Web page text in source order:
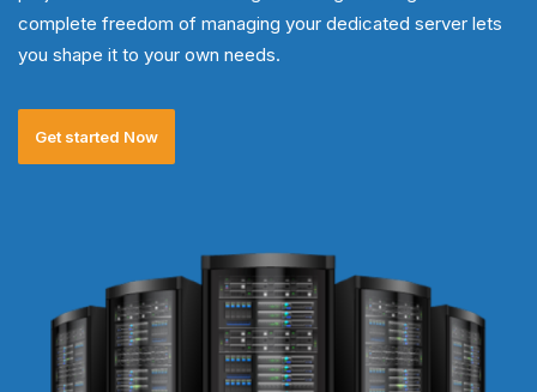
complete freedom of managing your dedicated server lets
you shape it to your own needs.
Get started Now